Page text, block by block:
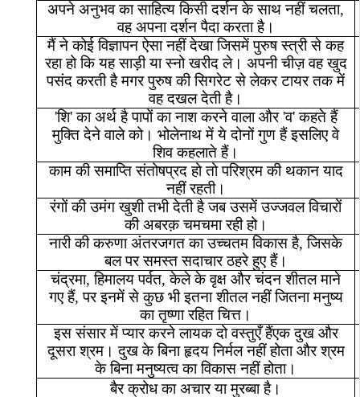
अपने अनुभव का साहित्य किसी दर्शन के साथ नहीं चलता,
वह अपना दर्शन पैदा करता है।
मैं ने कोई विज्ञापन ऐसा नहीं देखा जिसमें पुरुष स्त्री से कह
रहा हो कि यह साड़ी या स्नो खरीद ले। अपनी चीज़ वह खुद
पसंद करती है मगर पुरुष की सिगरेट से लेकर टायर तक में
वह दखल देती है।
'शि'का अर्थ है पापों का नाश करने वाला और'व'कहते हैं
मुक्ति देने वाले को। भोलेनाथ में ये दोनों गुण हैं इसलिए वे
शिव कहलाते हैं।
काम की समाप्ति संतोषप्रद हो तो परिश्रम की थकान याद
नहीं रहती।
रंगों की उमंग खुशी तभी देती है जब उसमें उज्जवल विचारों
की अबरक़ चमचमा रही हो।
नारी की करुणा अंतरजगत का उच्चतम विकास है,जिसके
बल पर समस्त सदाचार ठहरे हुए हैं।
चंद्रमा,हिमालय पर्वत,केले के वृक्ष और चंदन शीतल माने
गए हैं,पर इनमें से कुछ भी इतना शीतल नहीं जितना मनुष्य
का तृष्णा रहित चित्त।
इस संसार में प्यार करने लायक दो वस्तुएँ हैंएक दुख और
दूसरा श्रम। दुख के बिना हृदय निर्मल नहीं होता और श्रम
के बिना मनुष्यत्व का विकास नहीं होता।
बैर क्रोध का अचार या मुरब्बा है।